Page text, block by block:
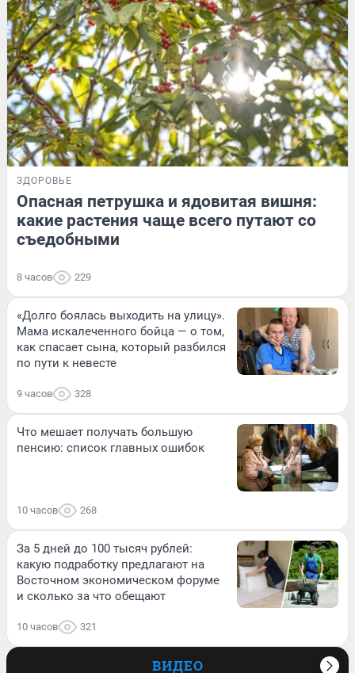
ЗДОРОВЬЕ
Опасная петрушка и ядовитая вишня:
какие растения чаще всего путают со
съедобными
8 часов 229
«Долго боялась выходить на улицу».
Мама искалеченного бойца — о том,
как спасает сына, который разбился
по пути к невесте
9 часов 328
Что мешает получать большую
пенсию: список главных ошибок
10 часов 268
За 5 дней до 100 тысяч рублей:
какую подработку предлагают на
Восточном экономическом форуме
и сколько за что обещают
10 часов 321
ВИДЕО